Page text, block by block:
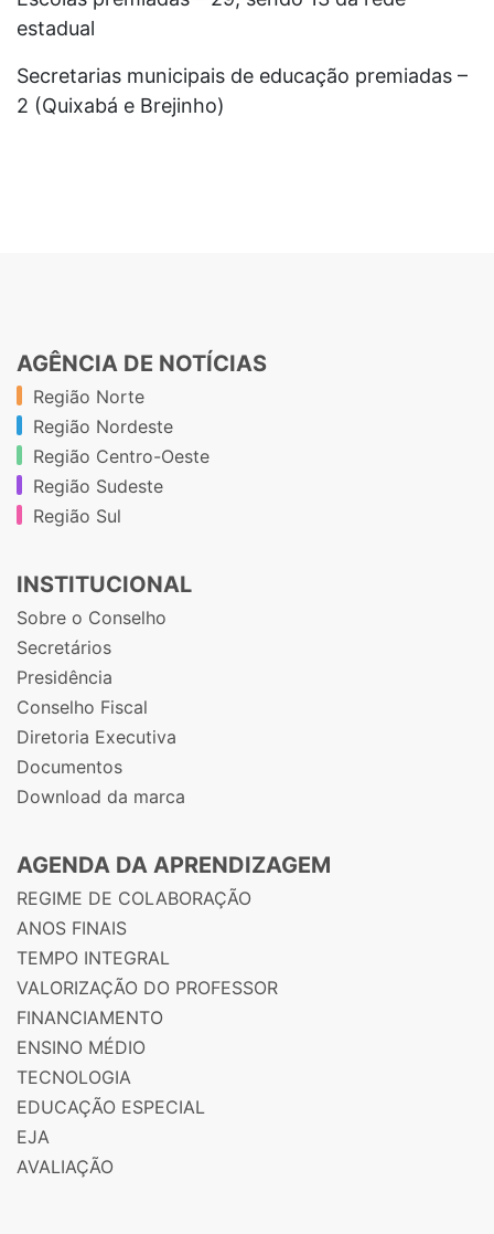
estadual
Secretarias municipais de educação premiadas –
2 (Quixabá e Brejinho)
AGÊNCIA DE NOTÍCIAS
Região Norte
Região Nordeste
Região Centro-Oeste
Região Sudeste
Região Sul
INSTITUCIONAL
Sobre o Conselho
Secretários
Presidência
Conselho Fiscal
Diretoria Executiva
Documentos
Download da marca
AGENDA DA APRENDIZAGEM
REGIME DE COLABORAÇÃO
ANOS FINAIS
TEMPO INTEGRAL
VALORIZAÇÃO DO PROFESSOR
FINANCIAMENTO
ENSINO MÉDIO
TECNOLOGIA
EDUCAÇÃO ESPECIAL
EJA
AVALIAÇÃO